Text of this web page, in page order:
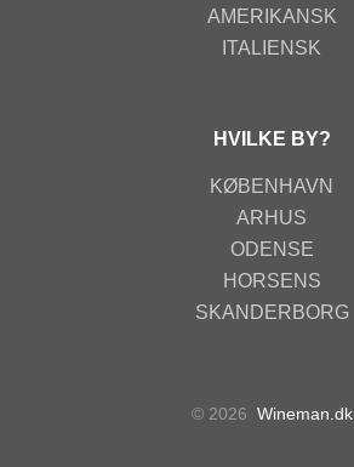
AMERIKANSK
ITALIENSK
HVILKE BY?
KØBENHAVN
ARHUS
ODENSE
HORSENS
SKANDERBORG
© 2026 Wineman.dk